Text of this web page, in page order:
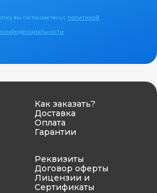
вы соглашаетесь с политикой
конфиденциальности
Как заказать?
Доставка
Оплата
Гарантии
Реквизиты
Договор оферты
Лицензии и
Сертификаты